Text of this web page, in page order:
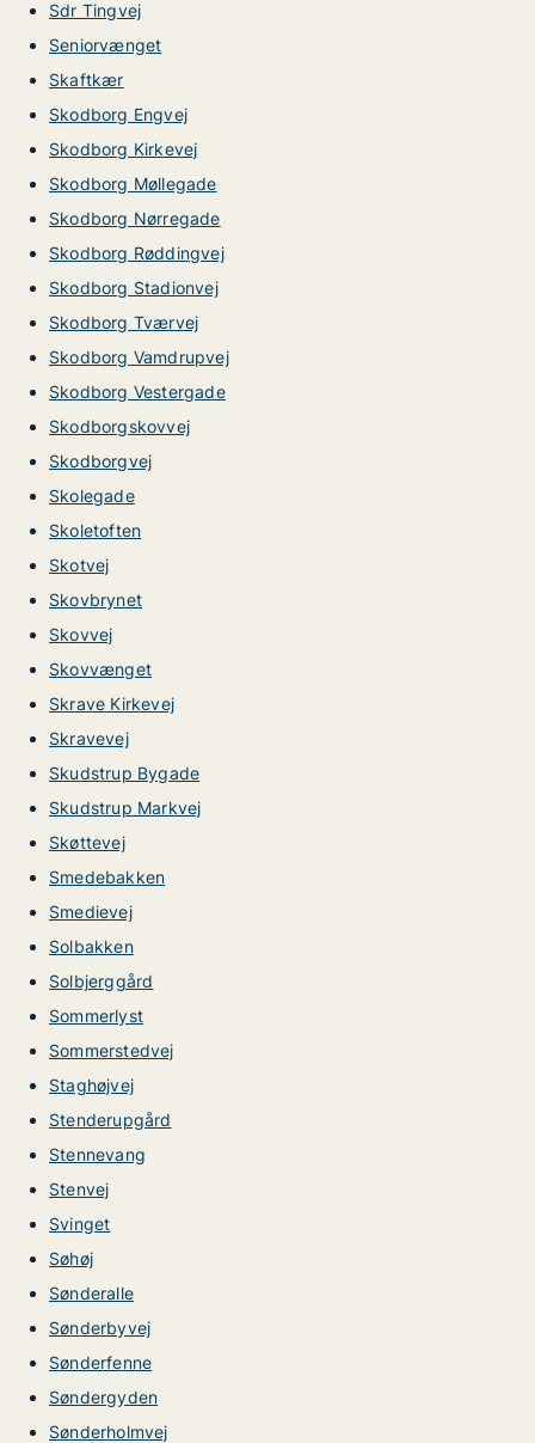
Sdr Tingvej
Seniorvænget
Skaftkær
Skodborg Engvej
Skodborg Kirkevej
Skodborg Møllegade
Skodborg Nørregade
Skodborg Røddingvej
Skodborg Stadionvej
Skodborg Tværvej
Skodborg Vamdrupvej
Skodborg Vestergade
Skodborgskovvej
Skodborgvej
Skolegade
Skoletoften
Skotvej
Skovbrynet
Skovvej
Skovvænget
Skrave Kirkevej
Skravevej
Skudstrup Bygade
Skudstrup Markvej
Skøttevej
Smedebakken
Smedievej
Solbakken
Solbjerggård
Sommerlyst
Sommerstedvej
Staghøjvej
Stenderupgård
Stennevang
Stenvej
Svinget
Søhøj
Sønderalle
Sønderbyvej
Sønderfenne
Søndergyden
Sønderholmvej